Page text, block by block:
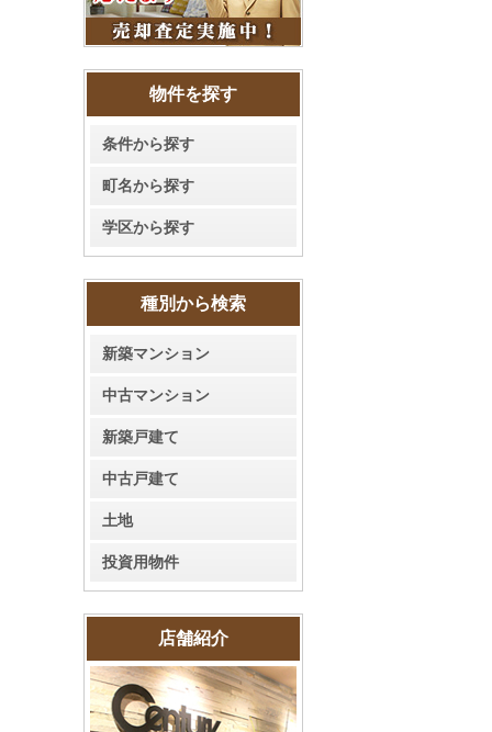
物件を探す
条件から探す
町名から探す
学区から探す
種別から検索
新築マンション
中古マンション
新築戸建て
中古戸建て
土地
投資用物件
店舗紹介